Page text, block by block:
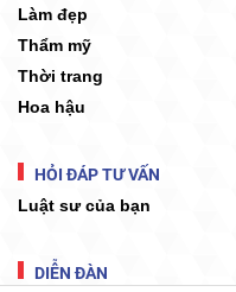
Làm đẹp
Thẩm mỹ
Thời trang
Hoa hậu
HỎI ĐÁP TƯ VẤN
Luật sư của bạn
DIỄN ĐÀN